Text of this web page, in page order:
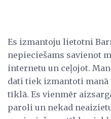
Es izmantoju lietotni
nepieciešams savienot
internetu un ceļojot.
dati tiek izmantoti
tīklā. Es vienmēr
paroli un nekad